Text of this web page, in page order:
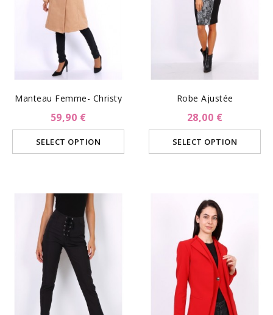
Manteau Femme- Christy
59,90 €
SELECT OPTION
Robe Ajustée
28,00 €
SELECT OPTION